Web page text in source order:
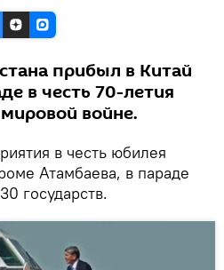
прибыл в Китай
в честь 70-летия
войне.
в честь юбилея
Атамбаева, в параде
государств.